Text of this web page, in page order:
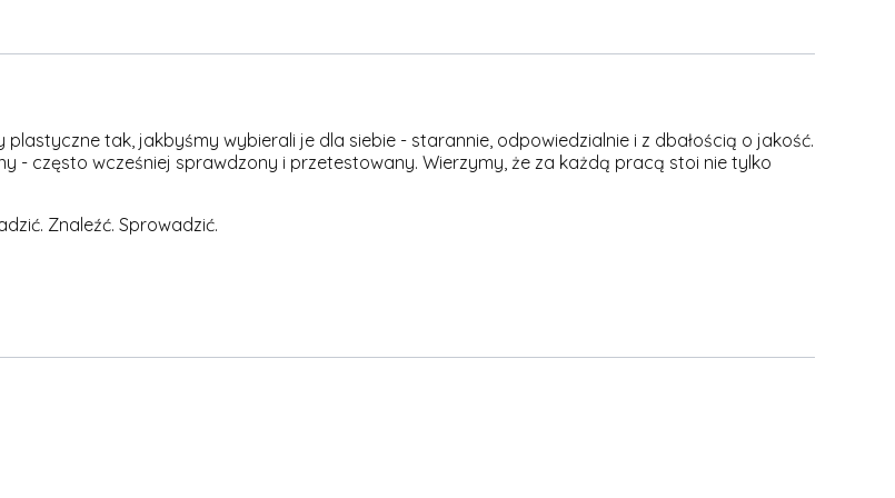
tak, jakbyśmy wybierali je dla siebie - starannie, odpowiedzialnie i z dbałością o jakość.
- często wcześniej sprawdzony i przetestowany. Wierzymy, że za każdą pracą stoi nie tylko
Znaleźć. Sprowadzić.